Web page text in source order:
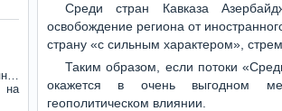
Среди стран Кавказа
освобождение региона от
страну «с сильным характером»,
Таким образом, если потоки
окажется в очень выгодном
геополитическом влиянии.